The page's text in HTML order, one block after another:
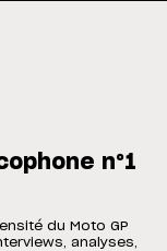
n°1
du Moto GP
analyses,